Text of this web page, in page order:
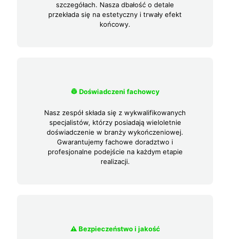
szczegółach. Nasza dbałość o detale
przekłada się na estetyczny i trwały efekt
końcowy.
👷 Doświadczeni fachowcy
Nasz zespół składa się z wykwalifikowanych
specjalistów, którzy posiadają wieloletnie
doświadczenie w branży wykończeniowej.
Gwarantujemy fachowe doradztwo i
profesjonalne podejście na każdym etapie
realizacji.
⚠️ Bezpieczeństwo i jakość